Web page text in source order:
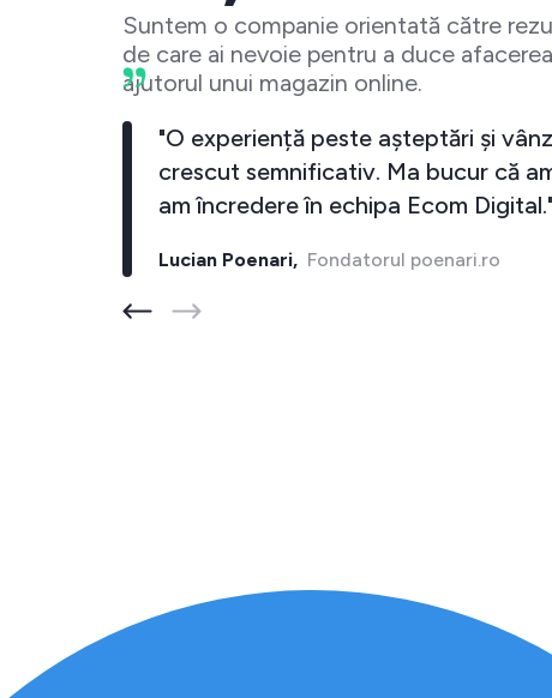
Suntem o companie orientată către
de care ai nevoie pentru a duce
ajutorul unui magazin online.
"Cu Ecom Digital business-ul meu a crescut
exponential. De fiecare data cand investesc
un Euro imi aduce cel putin 10 inapoi."
Cristi Bostan,Fondatorul barber-store.ro